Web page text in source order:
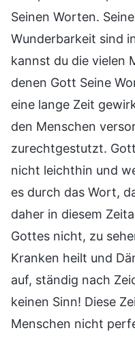
Seinen Worten.
Wunderbarkeit sind
kannst du die vielen
denen Gott Seine
eine lange Zeit
den Menschen
zurechtgestutzt.
nicht leichthin und
es durch das Wort,
daher in diesem
Gottes nicht, zu
Kranken heilt und
auf, ständig nach
keinen Sinn! Diese
Menschen nicht